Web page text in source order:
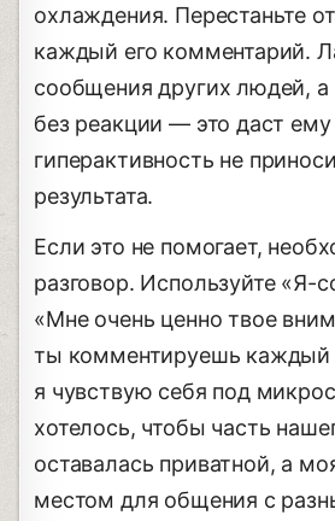
охлаждения. Перестаньте
каждый его комментарий.
сообщения других людей, а
без реакции — это даст ему
гиперактивность не
результата.
Если это не помогает,
разговор. Используйте «Я-
«Мне очень ценно твое
ты комментируешь каждый
я чувствую себя под
хотелось, чтобы часть
оставалась приватной, а
местом для общения с